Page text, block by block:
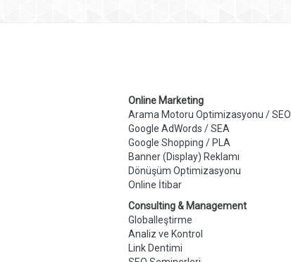
Online Marketing
Arama Motoru Optimizasyonu / SEO
Google AdWords / SEA
Google Shopping / PLA
Banner (Display) Reklamı
Dönüşüm Optimizasyonu
Online İtibar
Consulting & Management
Globalleştirme
Analiz ve Kontrol
Link Dentimi